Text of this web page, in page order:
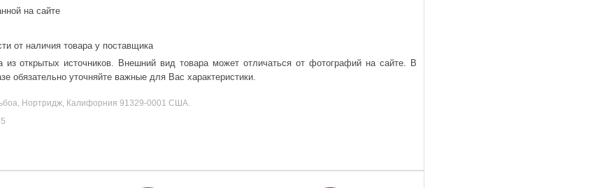
на сайте
от наличия товара у поставщика
открытых источников. Внешний вид товара может отличаться от фотографий на сайте. В
обязательно уточняйте важные для Вас характеристики.
Нортридж, Калифорния 91329-0001 США.